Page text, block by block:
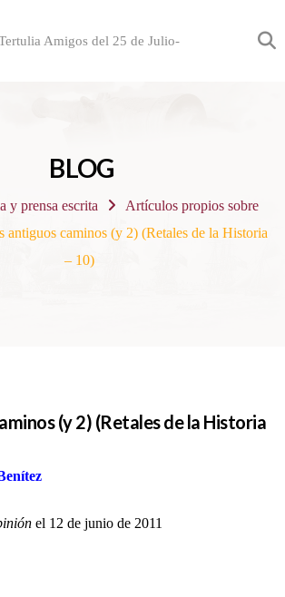
BLOG
y prensa escrita
Artículos propios sobre
antiguos caminos (y 2) (Retales de la Historia
– 10)
(y 2) (Retales de la Historia
el 12 de junio de 2011